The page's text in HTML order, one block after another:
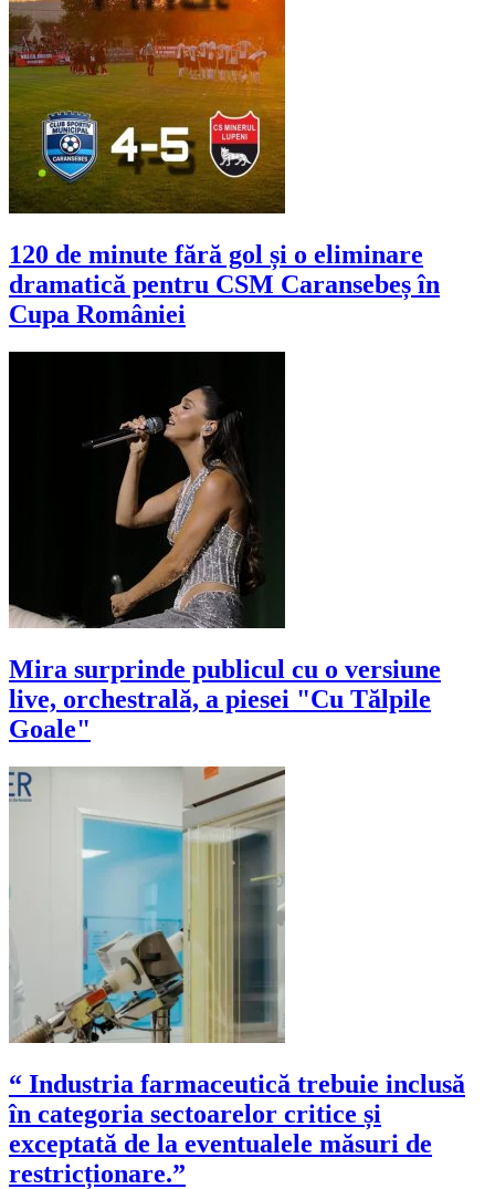
120 de minute fără gol și o eliminare
dramatică pentru CSM Caransebeș în
Cupa României
Mira surprinde publicul cu o versiune
live, orchestrală, a piesei "Cu Tălpile
Goale"
“ Industria farmaceutică trebuie inclusă
în categoria sectoarelor critice și
exceptată de la eventualele măsuri de
restricționare.”